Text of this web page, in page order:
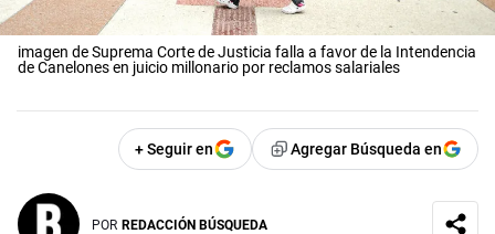
imagen de Suprema Corte de Justicia falla a favor de la Intendencia
de Canelones en juicio millonario por reclamos salariales
+ Seguir en Agregar Búsqueda en
POR REDACCIÓN BÚSQUEDA